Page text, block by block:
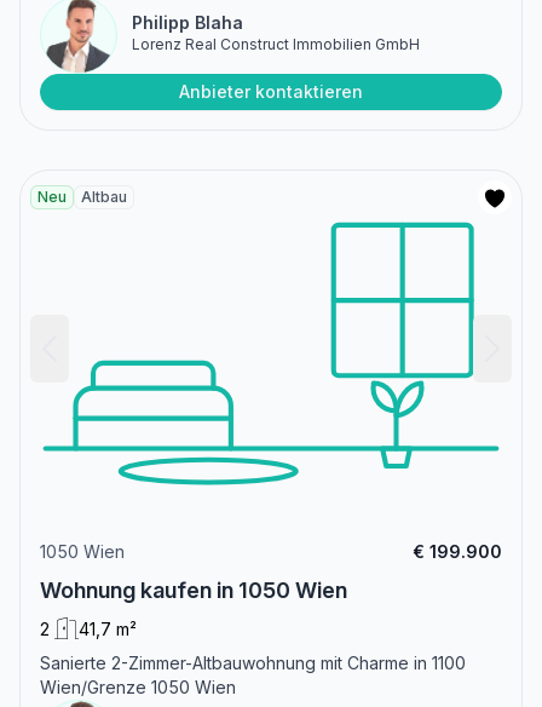
Philipp Blaha
Lorenz Real Construct Immobilien GmbH
Anbieter kontaktieren
Neu Altbau
1050 Wien € 199.900
Wohnung kaufen in 1050 Wien
2
41,7 m²
Sanierte 2-Zimmer-Altbauwohnung mit Charme in 1100
Wien/Grenze 1050 Wien